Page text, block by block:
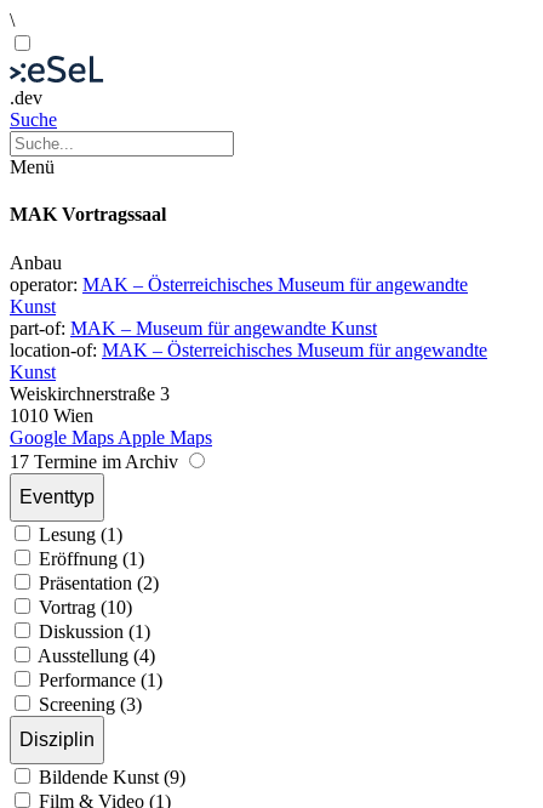
\
.dev
Suche
Menü
MAK Vortragssaal
Anbau
operator: MAK – Österreichisches Museum für angewandte
Kunst
part-of: MAK – Museum für angewandte Kunst
location-of: MAK – Österreichisches Museum für angewandte
Kunst
Weiskirchnerstraße 3
1010 Wien
Google Maps Apple Maps
17 Termine im Archiv
Eventtyp
Lesung (1)
Eröffnung (1)
Präsentation (2)
Vortrag (10)
Diskussion (1)
Ausstellung (4)
Performance (1)
Screening (3)
Disziplin
Bildende Kunst (9)
Film & Video (1)